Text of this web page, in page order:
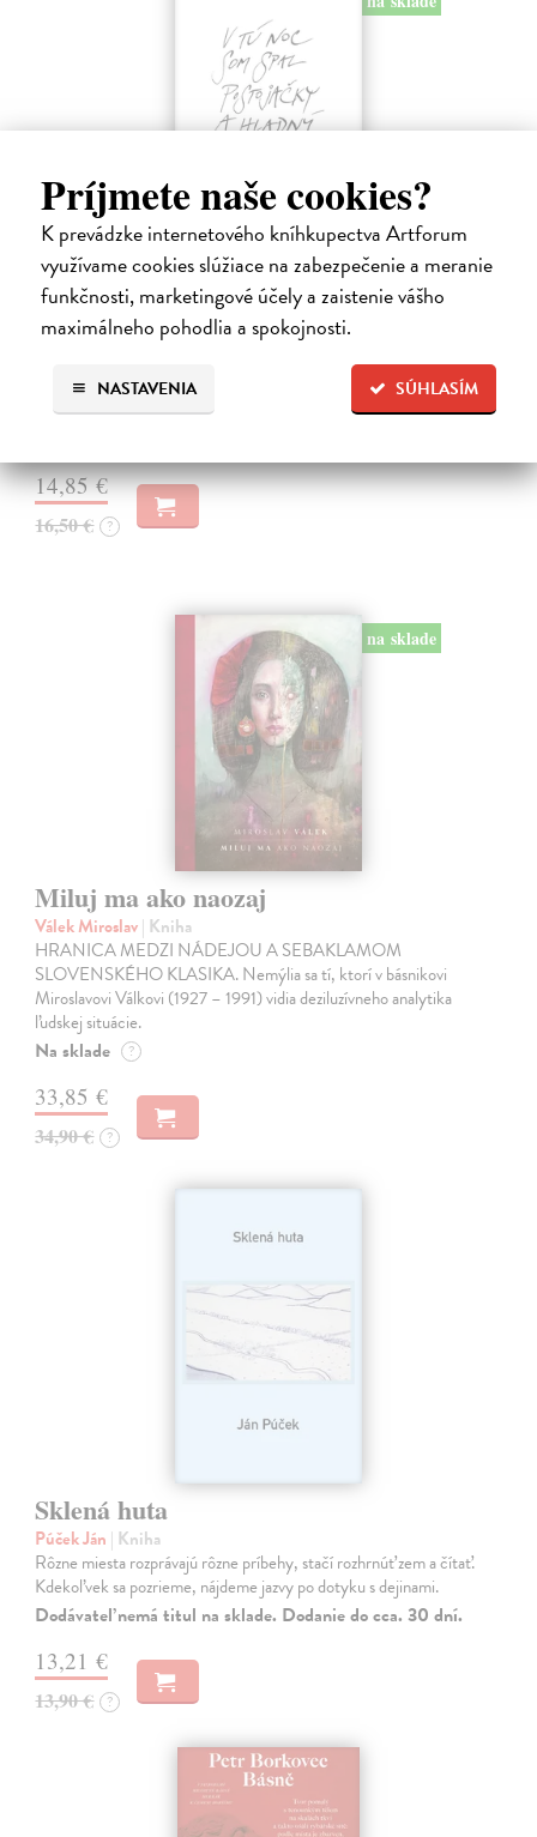
Príjmete naše cookies?
K prevádzke internetového kníhkupectva Artforum
využívame cookies slúžiace na zabezpečenie a meranie
funkčnosti, marketingové účely a zaistenie vášho
maximálneho pohodlia a spokojnosti.
SÚHLASÍM
NASTAVENIA
V tú noc som spal postojačky a hladný
Švábenský Waldemar
| Kniha
Kniha V tú noc som spal postojačky a hladný je poetickým denníkom
nespavého pozorovateľa sveta, ktorý sa prebíja životom s otvorenými
očami a srdcom. Waldemar Švábenský v nej destiluje desať rokov
básnických…
14,85 €
16,50 € ?
na sklade
Miluj ma ako naozaj
Válek Miroslav| Kniha
HRANICA MEDZI NÁDEJOU A SEBAKLAMOM
SLOVENSKÉHO KLASIKA. Nemýlia sa tí, ktorí v básnikovi
Miroslavovi Válkovi (1927 – 1991) vidia deziluzívneho analytika
ľudskej situácie.
Na sklade ?
33,85 €
34,90 € ?
Sklená huta
Púček Ján | Kniha
Rôzne miesta rozprávajú rôzne príbehy, stačí rozhrnúť zem a čítať.
Kdekoľvek sa pozrieme, nájdeme jazvy po dotyku s dejinami.
Dodávateľ nemá titul na sklade. Dodanie do cca. 30 dní.
13,21 €
13,90 € ?